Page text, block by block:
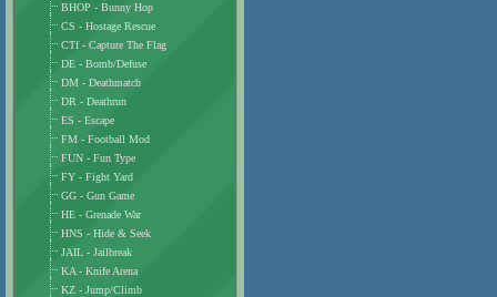
BHOP - Bunny Hop
CS - Hostage Rescue
CTf - Capture The Flag
DE - Bomb/Defuse
DM - Deathmatch
DR - Deathrun
ES - Escape
FM - Football Mod
FUN - Fun Type
FY - Fight Yard
GG - Gun Game
HE - Grenade War
HNS - Hide & Seek
JAIL - Jailbreak
KA - Knife Arena
KZ - Jump/Climb